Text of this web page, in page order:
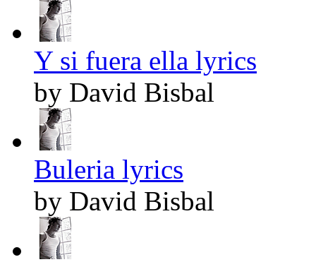
Y si fuera ella lyrics
by David Bisbal
Buleria lyrics
by David Bisbal